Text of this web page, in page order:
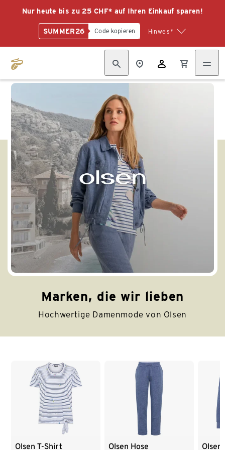
Nur heute bis zu 25 CHF* auf Ihren Einkauf sparen!
SUMMER26 Code kopieren Hinweis*
Marken, die wir lieben
Hochwertige Damenmode von Olsen
Olsen T-Shirt Olsen Hose Olsen